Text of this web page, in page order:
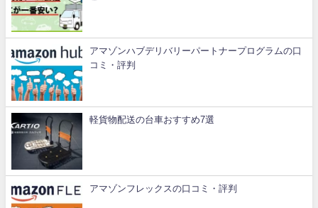
アマゾンハブデリバリーパートナープログラムの口
コミ・評判
軽貨物配送の台車おすすめ7選
アマゾンフレックスの口コミ・評判